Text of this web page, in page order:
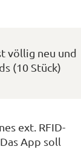
völlig neu und
(10 Stück)
ext. RFID-
App soll